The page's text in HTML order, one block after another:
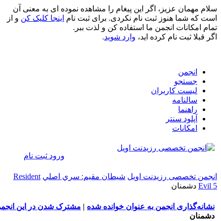
عزیز، اگر این پیغام را مشاهده نموده ای به معنی آن
شما هنوز ثبت نام نکردی. برای ثبت ناماینجا کلیک کنو از
انجمن ما استفاده کن و لذت ببر.
ثبت نام کرده اید، وارد شوید .
انجمن
جستجو
لیست کاربران
سالنامه
راهنما
آپلود سنتر
امکانات
ثبت نام
تخصصی رزیدنت اویل شيطان مقيم: سري اصلي
Resident
دشمنان
انجمن به عنوان خوانده شده| مشترک شدن در این انجمن